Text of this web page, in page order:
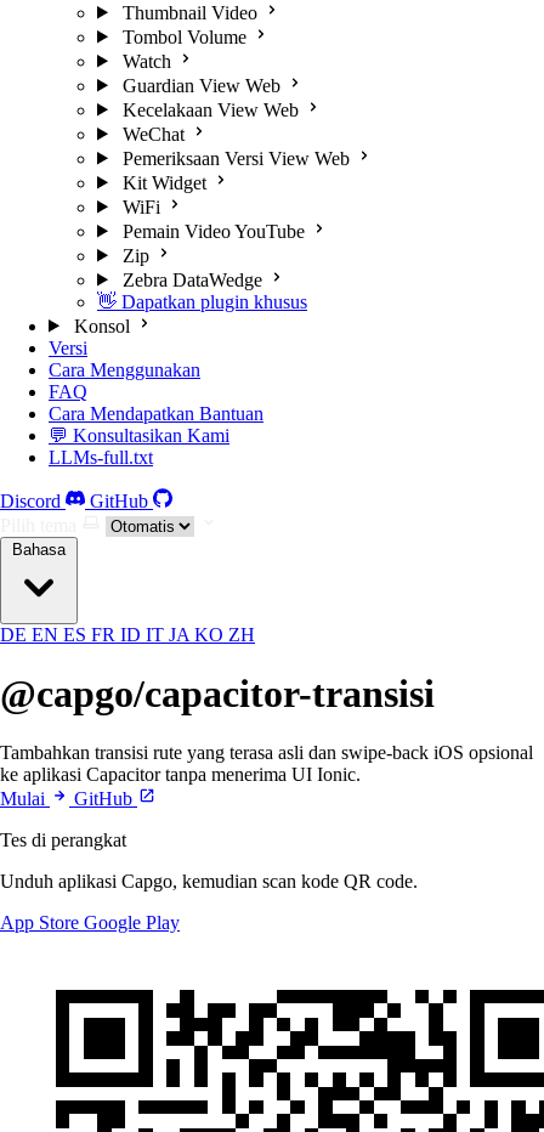
Thumbnail Video
Tombol Volume
Watch
Guardian View Web
Kecelakaan View Web
WeChat
Pemeriksaan Versi View Web
Kit Widget
WiFi
Pemain Video YouTube
Zip
Zebra DataWedge
👋 Dapatkan plugin khusus
Konsol
Versi
Cara Menggunakan
FAQ
Cara Mendapatkan Bantuan
💬 Konsultasikan Kami
LLMs-full.txt
Discord
GitHub
Bahasa
DE EN ES FR ID IT JA KO ZH
@capgo/capacitor-transisi
Tambahkan transisi rute yang terasa asli dan swipe-back iOS opsional
ke aplikasi Capacitor tanpa menerima UI Ionic.
Mulai
GitHub
Tes di perangkat
Unduh aplikasi Capgo, kemudian scan kode QR code.
App Store Google Play